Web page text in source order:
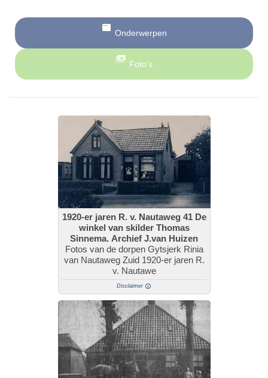
Onderwerpen
Foto’s
1920-er jaren R. v. Nautaweg 41 De
winkel van skilder Thomas
Sinnema. Archief J.van Huizen
Fotos van de dorpen Gytsjerk Rinia
van Nautaweg Zuid 1920-er jaren R.
v. Nautawe
Disclaimer